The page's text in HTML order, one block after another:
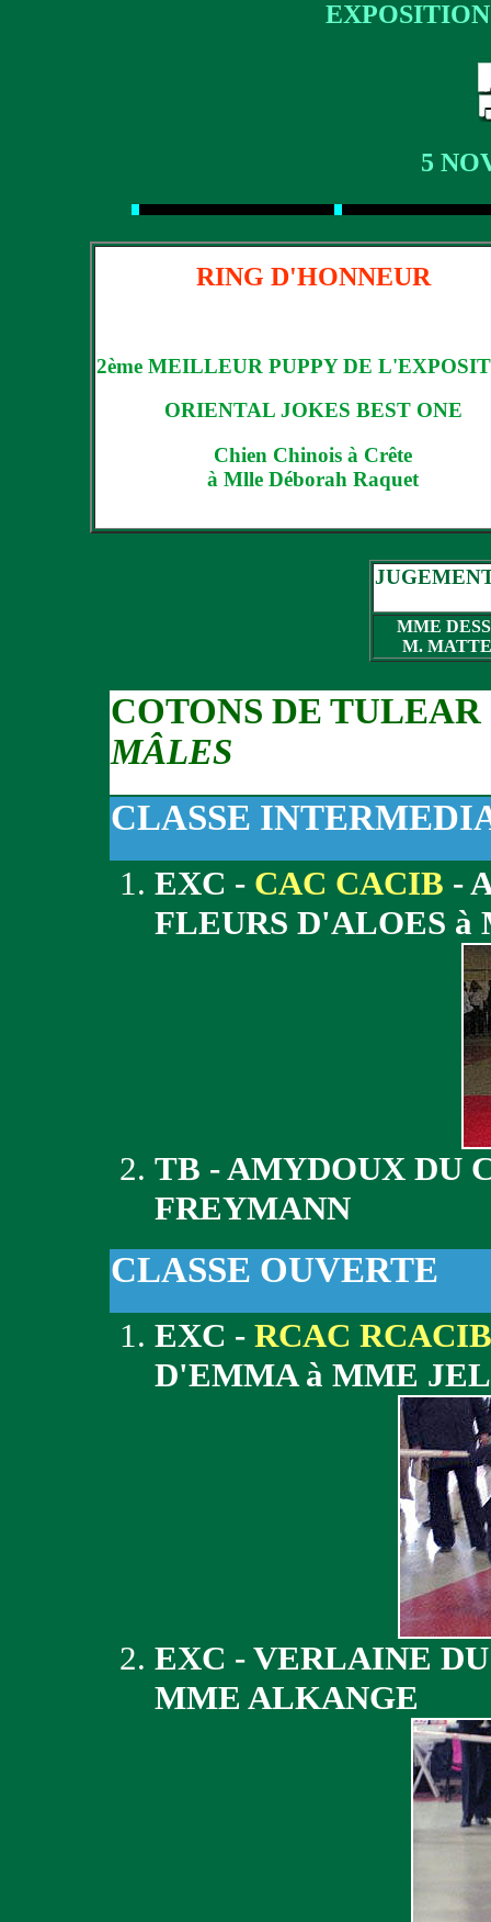
5
RING D'HONNEUR
2ème MEILLEUR PUPPY DE
ORIENTAL JOKES BEST ONE
Chien Chinois à Crête
à Mlle Déborah Raquet
MME
M.
COTONS DE TULEAR
MÂLES
CLASSE
EXC - CAC CACIB -
FLEURS D'ALOES à
TB - AMYDOUX DU
FREYMANN
CLASSE OUVERTE
EXC - RCAC RCACIB
D'EMMA à MME
EXC - VERLAINE
MME ALKANGE